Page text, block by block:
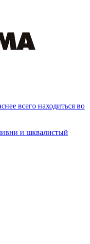
всего находиться во
и шквалистый